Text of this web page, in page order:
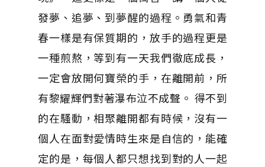
發夢、追夢、到夢醒的過程。勇氣和青
春一樣是有保質期的，放手的過程更是
一種煎熬，等到有一天我們徹底成長，
一定會放開何寶榮的手，在離開前，所
有黎耀輝們對著瀑布泣不成聲。 得不到
的在騷動，相聚離開都有時候，沒有一
個人在面對愛情時生來是自信的，能確
定的是，每個人都只想找到對的人一起